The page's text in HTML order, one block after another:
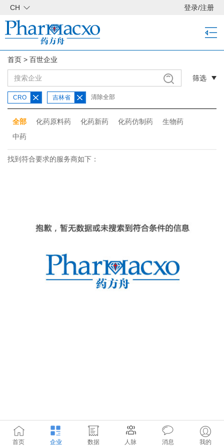
CH 登录/注册
首页 > 百世企业
筛选
CRO 吉林省 清除全部
全部 化药原料药 化药新药 化药仿制药
生物药
中药
找到符合要求的服务商如下：
首页 企业 数据 人脉 消息 我的